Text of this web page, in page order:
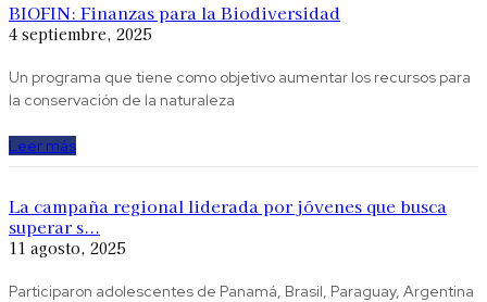
BIOFIN: Finanzas para la Biodiversidad
4 septiembre, 2025
Un programa que tiene como objetivo aumentar los recursos para
la conservación de la naturaleza
Leer más
La campaña regional liderada por jóvenes que busca
superar s...
11 agosto, 2025
Participaron adolescentes de Panamá, Brasil, Paraguay, Argentina